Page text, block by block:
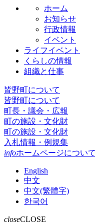
ホーム
お知らせ
行政情報
イベント
ライフイベント
くらしの情報
組織と仕事
皆野町について
皆野町について
町長・議会・広報
町の施設・文化財
町の施設・文化財
入札情報・例規集
infoホームページについて
English
中文
中文(繁體字)
한국어
closeCLOSE